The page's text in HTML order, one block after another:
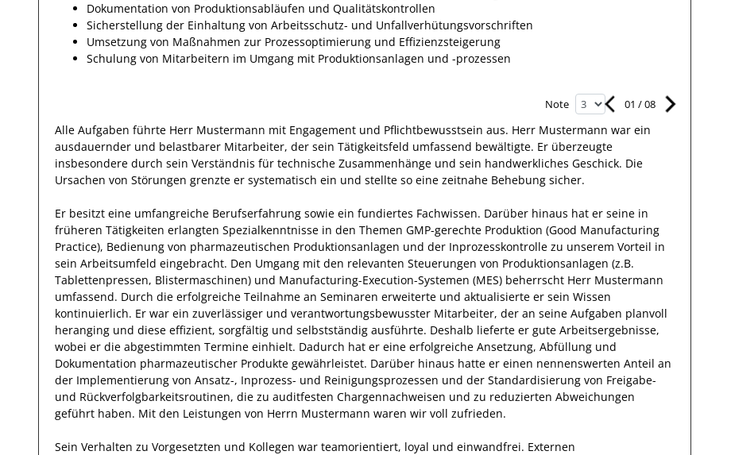
Dokumentation von Produktionsabläufen und Qualitätskontrollen
Sicherstellung der Einhaltung von Arbeitsschutz- und Unfallverhütungsvorschriften
Umsetzung von Maßnahmen zur Prozessoptimierung und Effizienzsteigerung
Schulung von Mitarbeitern im Umgang mit Produktionsanlagen und -prozessen
Note 01 /08
Alle Aufgaben führte Herr Mustermann mit Engagement und Pflichtbewusstsein aus. Herr Mustermann war ein
ausdauernder und belastbarer Mitarbeiter, der sein Tätigkeitsfeld umfassend bewältigte. Er überzeugte
insbesondere durch sein Verständnis für technische Zusammenhänge und sein handwerkliches Geschick. Die
Ursachen von Störungen grenzte er systematisch ein und stellte so eine zeitnahe Behebung sicher.
Er besitzt eine umfangreiche Berufserfahrung sowie ein fundiertes Fachwissen. Darüber hinaus hat er seine in
früheren Tätigkeiten erlangten Spezialkenntnisse in den Themen GMP-gerechte Produktion (Good Manufacturing
Practice), Bedienung von pharmazeutischen Produktionsanlagen und der Inprozesskontrolle zu unserem Vorteil in
sein Arbeitsumfeld eingebracht. Den Umgang mit den relevanten Steuerungen von Produktionsanlagen (z.B.
Tablettenpressen, Blistermaschinen) und Manufacturing-Execution-Systemen (MES) beherrscht Herr Mustermann
umfassend. Durch die erfolgreiche Teilnahme an Seminaren erweiterte und aktualisierte er sein Wissen
kontinuierlich. Er war ein zuverlässiger und verantwortungsbewusster Mitarbeiter, der an seine Aufgaben planvoll
heranging und diese effizient, sorgfältig und selbstständig ausführte. Deshalb lieferte er gute Arbeitsergebnisse,
wobei er die abgestimmten Termine einhielt. Dadurch hat er eine erfolgreiche Ansetzung, Abfüllung und
Dokumentation pharmazeutischer Produkte gewährleistet. Darüber hinaus hatte er einen nennenswerten Anteil an
der Implementierung von Ansatz-, Inprozess- und Reinigungsprozessen und der Standardisierung von Freigabe-
und Rückverfolgbarkeitsroutinen, die zu auditfesten Chargennachweisen und zu reduzierten Abweichungen
geführt haben. Mit den Leistungen von Herrn Mustermann waren wir voll zufrieden.
Sein Verhalten zu Vorgesetzten und Kollegen war teamorientiert, loyal und einwandfrei. Externen